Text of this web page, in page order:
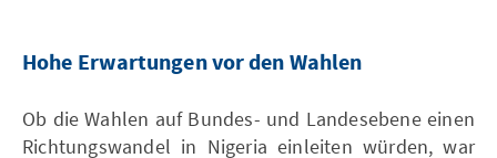
Hohe Erwartungen vor den Wahlen
Ob die Wahlen auf Bundes- und Landesebene einen
Richtungswandel in Nigeria einleiten würden, war